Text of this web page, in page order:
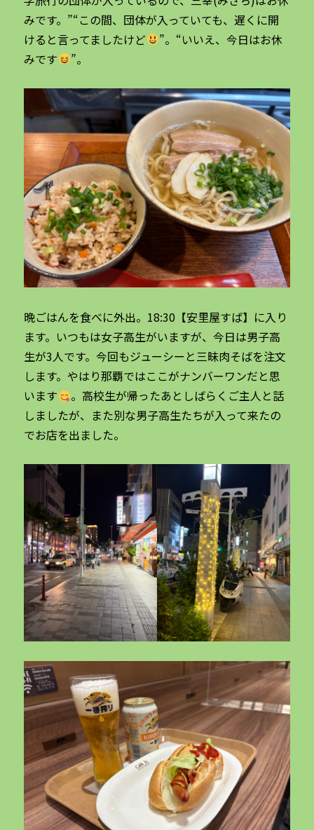
みです。”“この間、団体が入っていても、遅くに開
けると言ってましたけど
”。“いいえ、今日はお休
みです
”。
晩ごはんを食べに外出。18:30【安里屋すば】に入り
ます。いつもは女子高生がいますが、今日は男子高
生が3人です。今回もジューシーと三昧肉そばを注文
します。やはり那覇ではここがナンバーワンだと思
います
。高校生が帰ったあとしばらくご主人と話
しましたが、また別な男子高生たちが入って来たの
でお店を出ました。